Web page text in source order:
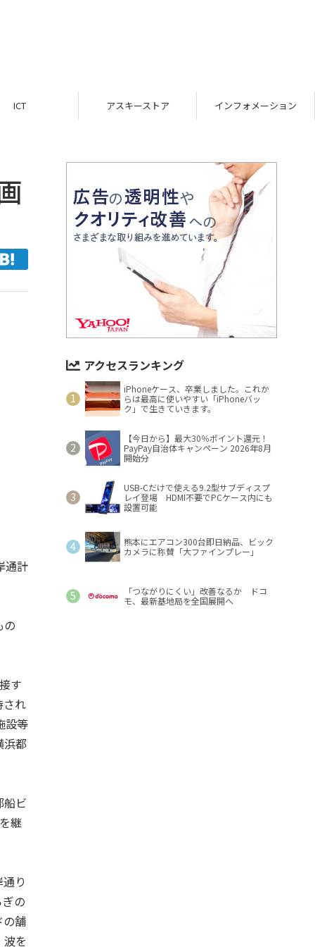
ICT アスキーストア インフォメーション
通計
の
す
され
設等
浜都
船ビ
継
り
の
の舗
を
アクセスランキング
iPhoneケース、卒業しました。これか
らは最高に使いやすい「iPhoneバッ
ク」で生きていきます。
【今日から】最大30％ポイント還元！
PayPay自治体キャンペーン 2026年8月
開始分
USB-Cだけで使える9.2型サブディスプ
レイ登場 HDMI不要でPCケース内にも
設置可能
熊本にエアコン300台即日納品、ビック
カメラに称賛「大ファインプレー」
「つながりにくい」改善なるか ドコ
モ、最新基地局を全国展開へ